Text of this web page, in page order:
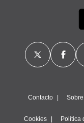
Contacto
Cookies Política